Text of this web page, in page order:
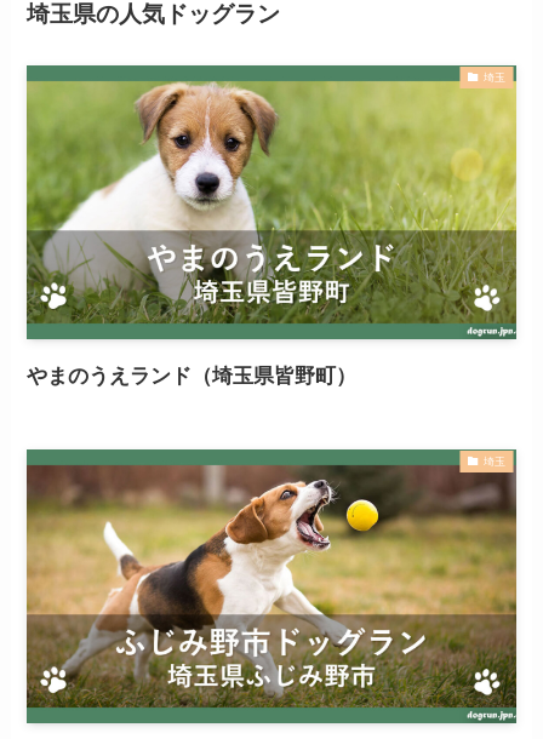
埼玉県の人気ドッグラン
埼玉
やまのうえランド（埼玉県皆野町）
埼玉